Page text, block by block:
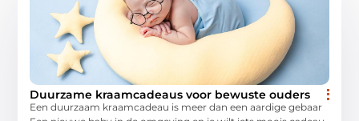
Duurzame kraamcadeaus voor bewuste ouders
Een duurzaam kraamcadeau is meer dan een aardige gebaar